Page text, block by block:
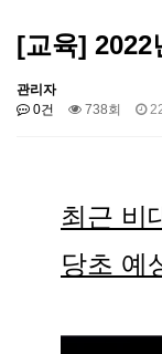
[교육] 2022
관리자
0건
738회
최근 비
당초 예